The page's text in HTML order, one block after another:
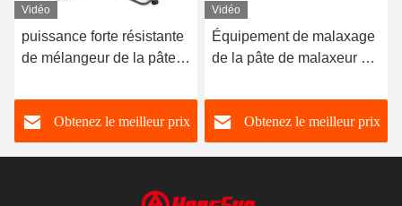
Vidéo
puissance forte résistante
de mélangeur de la pâte
le mélangeur en spirale
industriel de minuterie
Obtenez le meilleur prix
Vidéo
Équipement de malaxage
de la pâte de malaxeur de
commutateur de
fréquence 20L pour la
boulangerie
Obtenez le meilleur prix